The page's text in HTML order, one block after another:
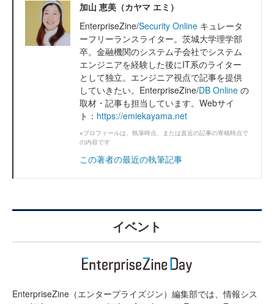
加山 恵美（カヤマ エミ）
EnterpriseZine/Security Online キュレータ
ーフリーランスライター。茨城大学理学部
卒。金融機関のシステム子会社でシステム
エンジニアを経験した後にIT系のライター
として独立。エンジニア視点で記事を提供
していきたい。EnterpriseZine/DB Online の
取材・記事も担当しています。Webサイ
ト： https://emiekayama.net
※プロフィールは、執筆時点、または直近の記事の寄稿時点で
の内容です
この著者の最近の執筆記事
イベント
EnterpriseZine（エンタープライズジン）編集部では、情報シス